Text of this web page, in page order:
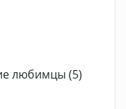
любимцы (5)